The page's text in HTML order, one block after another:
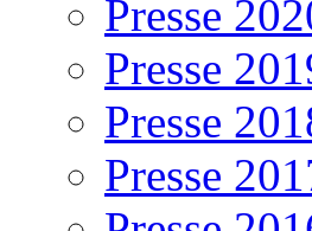
Presse
Presse
Presse
Presse